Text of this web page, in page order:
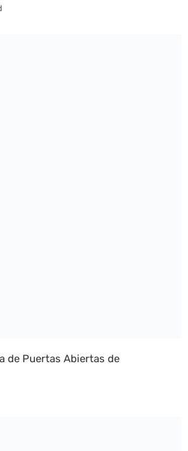
de Puertas Abiertas de